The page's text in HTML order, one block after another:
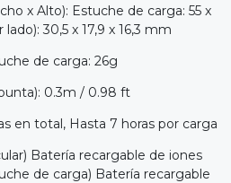
x Alto): Estuche de carga: 55 x
30,5 x 17,9 x 16,3 mm
de carga: 26g
0.3m / 0.98 ft
en total, Hasta 7 horas por carga
Batería recargable de iones
de carga) Batería recargable